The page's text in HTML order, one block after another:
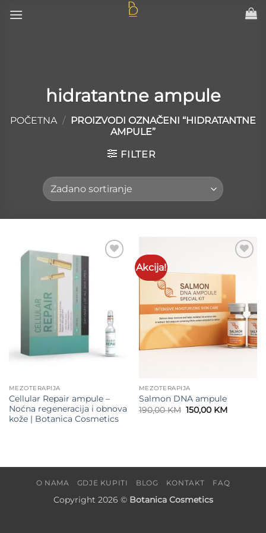
hidratantne ampule
POČETNA /
PROIZVODI OZNAČENI “HIDRATANTNE
AMPULE”
FILTER
MEZOTERAPIJA
Cellular Repair ampule –
Noćna regeneracija i obnova
kože | Botanica Cosmetics
Akcija!
wishlist
MEZOTERAPIJA
Salmon DNA ampule
190,00KM Original
price
150,00 KMCurrent
O NAMA GDJE KUPITI BLOG KONTAKT FAQ
Copyright 2026 © Botanica Cosmetics